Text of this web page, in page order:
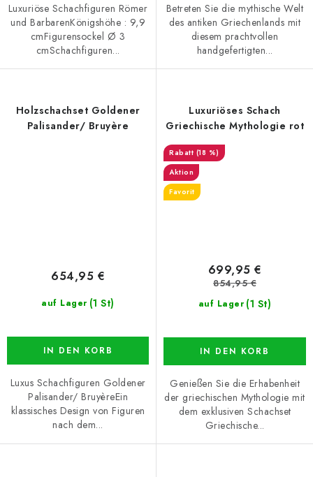
Luxuriöse Schachfiguren Römer
und BarbarenKönigshöhe : 9,9
cmFigurensockel Ø 3
cmSchachfiguren...
Betreten Sie die mythische Welt
des antiken Griechenlands mit
diesem prachtvollen
handgefertigten...
Holzschachset Goldener
Palisander/ Bruyère
auf Lager (1 St)
654,95 €
IN DEN KORB
Luxus Schachfiguren Goldener
Palisander/ BruyèreEin
klassisches Design von Figuren
nach dem...
Luxuriöses Schach
Griechische Mythologie rot
(18 %)
Aktion
Favorit
auf Lager (1 St)
699,95 €
854,95 €
IN DEN KORB
Genießen Sie die Erhabenheit
der griechischen Mythologie mit
dem exklusiven Schachset
Griechische...